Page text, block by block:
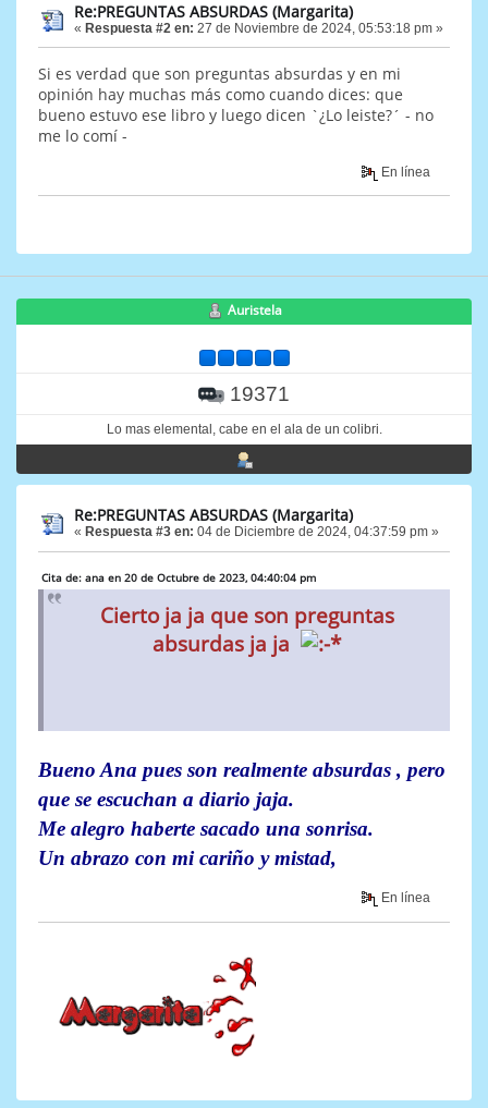
Re:PREGUNTAS ABSURDAS (Margarita)
« Respuesta #2 en: 27 de Noviembre de 2024, 05:53:18 pm »
Si es verdad que son preguntas absurdas y en mi
opinión hay muchas más como cuando dices: que
bueno estuvo ese libro y luego dicen `¿Lo leiste?´ - no
me lo comí -
En línea
Auristela
19371
Lo mas elemental, cabe en el ala de un colibri.
Re:PREGUNTAS ABSURDAS (Margarita)
« Respuesta #3 en: 04 de Diciembre de 2024, 04:37:59 pm »
Cita de: ana en 20 de Octubre de 2023, 04:40:04 pm
Cierto ja ja que son preguntas
absurdas ja ja
Bueno Ana pues son realmente absurdas , pero
que se escuchan a diario jaja.
Me alegro haberte sacado una sonrisa.
Un abrazo con mi cariño y mistad,
En línea